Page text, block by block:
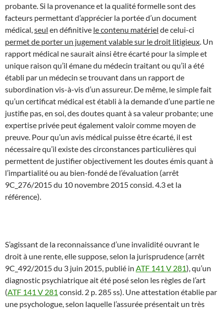
probante. Si la provenance et la qualité formelle sont des
facteurs permettant d’apprécier la portée d’un document
médical, seul en définitive le contenu matériel de celui-ci
permet de porter un jugement valable sur le droit litigieux . Un
rapport médical ne saurait ainsi être écarté pour la simple et
unique raison qu’il émane du médecin traitant ou qu’il a été
établi par un médecin se trouvant dans un rapport de
subordination vis-à-vis d’un assureur. De même, le simple fait
qu’un certificat médical est établi à la demande d’une partie ne
justifie pas, en soi, des doutes quant à sa valeur probante; une
expertise privée peut également valoir comme moyen de
preuve. Pour qu’un avis médical puisse être écarté, il est
nécessaire qu’il existe des circonstances particulières qui
permettent de justifier objectivement les doutes émis quant à
l’impartialité ou au bien-fondé de l’évaluation (arrêt
9C_276/2015 du 10 novembre 2015 consid. 4.3 et la
référence).
S’agissant de la reconnaissance d’une invalidité ouvrant le
droit à une rente, elle suppose, selon la jurisprudence (arrêt
9C_492/2015 du 3 juin 2015, publié in ATF 141 V 281), qu’un
diagnostic psychiatrique ait été posé selon les règles de l’art
(ATF 141 V 281 consid. 2 p. 285 ss). Une attestation établie par
une psychologue, selon laquelle l’assurée présentait un très